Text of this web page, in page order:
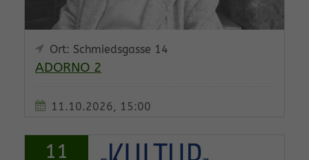
Ort: Schmiedsgasse 14
ADORNO 2
11.10.2026, 15:00
11